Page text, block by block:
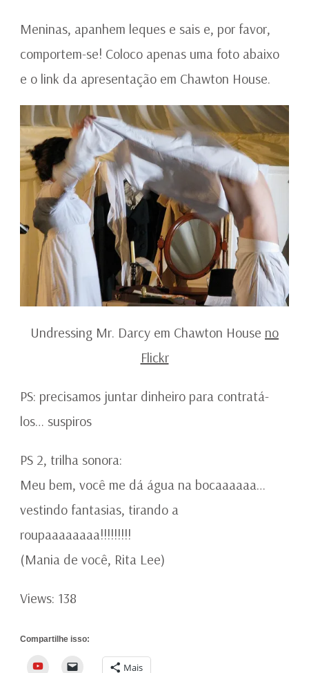
Meninas, apanhem leques e sais e, por favor,
comportem-se! Coloco apenas uma foto abaixo
e o link da apresentação em Chawton House.
Undressing Mr. Darcy em Chawton House no
Flickr
PS: precisamos juntar dinheiro para contratá-
los… suspiros
PS 2, trilha sonora:
Meu bem, você me dá água na bocaaaaaa…
vestindo fantasias, tirando a
roupaaaaaaaa!!!!!!!!!
(Mania de você, Rita Lee)
Views: 138
Compartilhe isso:
YouTube Mais